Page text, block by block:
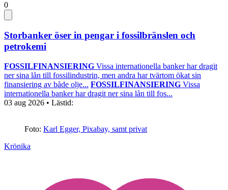
0
Storbanker öser in pengar i fossilbränslen och
petrokemi
FOSSILFINANSIERING Vissa internationella banker har dragit
ner sina lån till fossilindustrin, men andra har tvärtom ökat sin
finansiering av både olje... FOSSILFINANSIERING Vissa
internationella banker har dragit ner sina lån till fos...
03 aug 2026 • Lästid:
Foto: Karl Egger, Pixabay, samt privat
Krönika